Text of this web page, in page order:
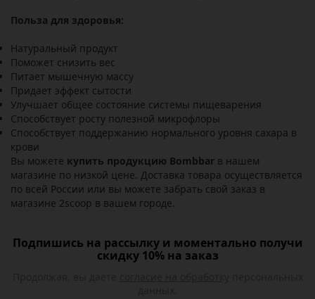
Польза для здоровья:
Натуральный продукт
Поможет снизить вес
Питает мышечную массу
Придает эффект сытости
Улучшает общее состояние системы пищеварения
Способствует росту полезной микрофлоры
Способствует поддержанию нормального уровня сахара в
крови
Вы можете купить продукцию Bombbar в нашем
магазине по низкой цене. Доставка товара осуществляется
по всей России или вы можете забрать свой заказ в
магазине 2scoop в вашем городе.
Подпишись на рассылку и моментально получи
скидку 10% на заказ